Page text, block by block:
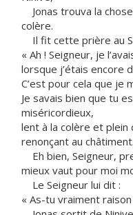
Jonas trouva la
colère.
Il fit cette prière au
« Ah ! Seigneur, je
lorsque j’étais encore
C’est pour cela que je
Je savais bien que tu
miséricordieux,
lent à la colère et plein
renonçant au châtiment.
Eh bien, Seigneur,
mieux vaut pour moi
Le Seigneur lui dit :
« As-tu vraiment